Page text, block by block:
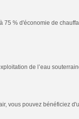
75 % d'économie de
de l’eau
vous pouvez bénéficiez